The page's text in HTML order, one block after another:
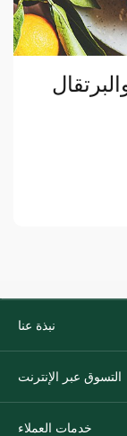
نبذة عنا
التسوق عبر الإنترنت
خدمات العملاء